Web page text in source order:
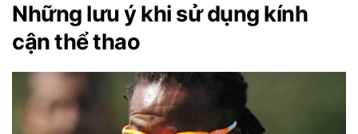
Những lưu ý khi sử dụng kính
cận thể thao